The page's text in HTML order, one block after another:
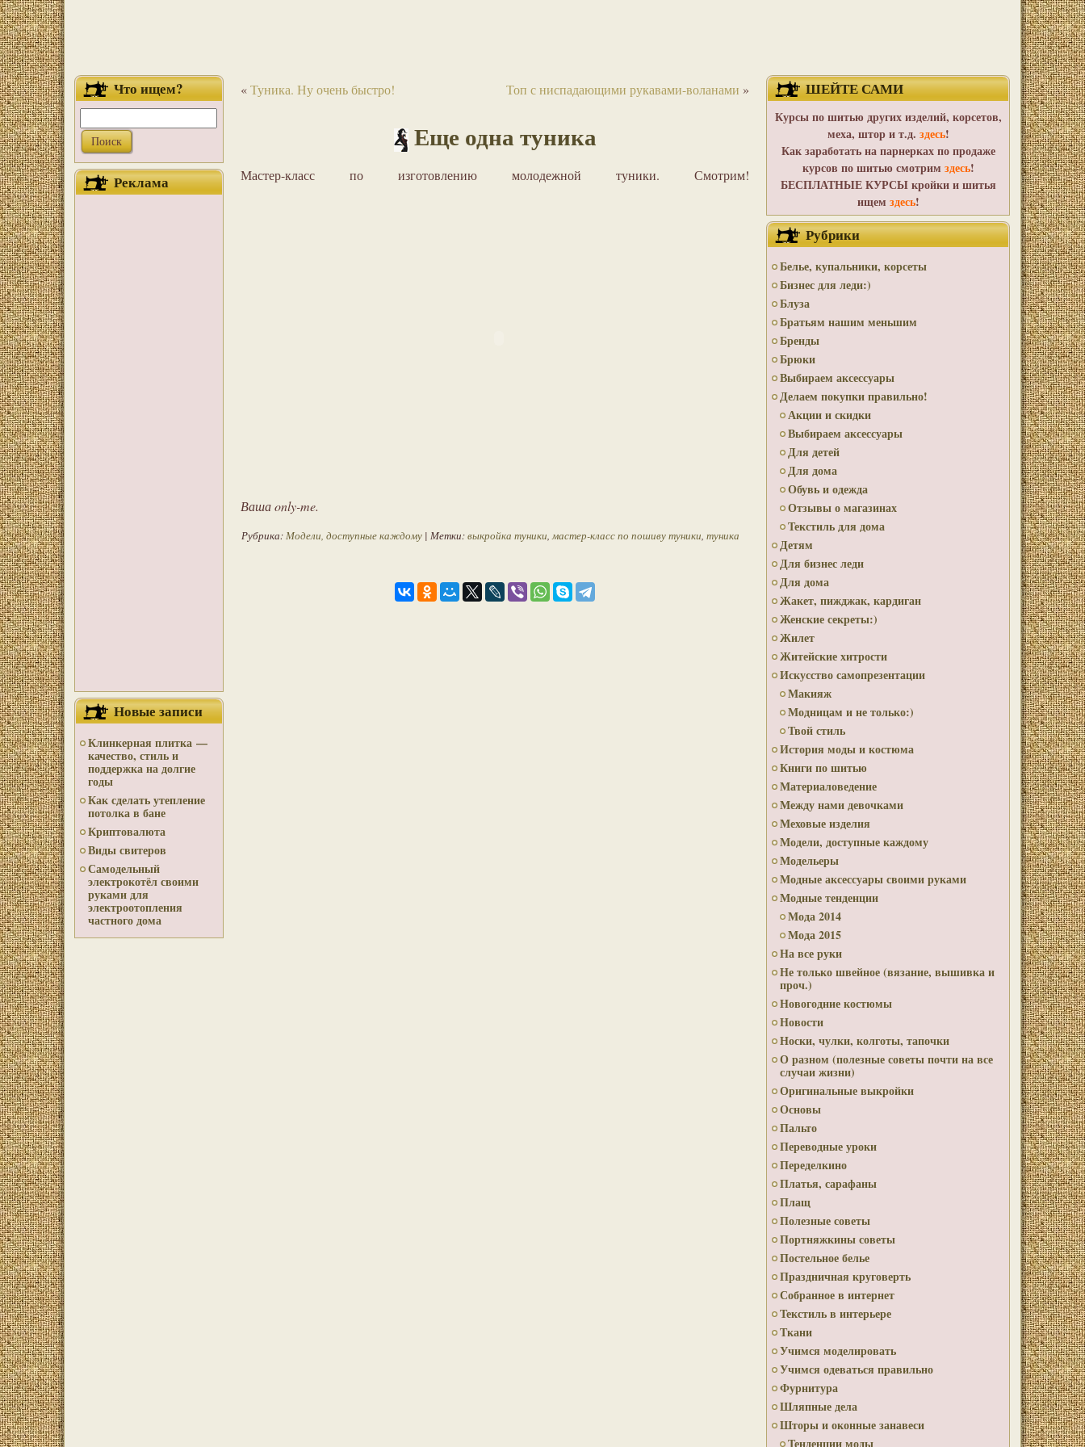
Что ищем?
Реклама
Новые записи
Клинкерная плитка —
качество, стиль и
поддержка на долгие
годы
Как сделать утепление
потолка в бане
Криптовалюта
Виды свитеров
Самодельный
электрокотёл своими
руками для
электроотопления
частного дома
«Туника. Ну очень быстро! Топ с ниспадающими рукавами-воланами »
Еще одна туника
Мастер-класс по изготовлению молодежной туники. Смотрим!
Ваша only-me.
Рубрика:Модели, доступные каждому | Метки:выкройка туники,мастер-класс по пошиву туники, туника
ШЕЙТЕ САМИ
Курсы по шитью других изделий, корсетов,
меха, штор и т.д. здесь!
Как заработать на парнерках по продаже
курсов по шитью смотрим здесь!
БЕСПЛАТНЫЕ КУРСЫ кройки и шитья
ищем здесь!
Рубрики
Белье, купальники, корсеты
Бизнес для леди:)
Блуза
Братьям нашим меньшим
Бренды
Брюки
Выбираем аксессуары
Делаем покупки правильно!
Акции и скидки
Выбираем аксессуары
Для детей
Для дома
Обувь и одежда
Отзывы о магазинах
Текстиль для дома
Детям
Для бизнес леди
Для дома
Жакет, пижджак, кардиган
Женские секреты:)
Жилет
Житейские хитрости
Искусство самопрезентации
Макияж
Модницам и не только:)
Твой стиль
История моды и костюма
Книги по шитью
Материаловедение
Между нами девочками
Меховые изделия
Модели, доступные каждому
Модельеры
Модные аксессуары своими руками
Модные тенденции
Мода 2014
Мода 2015
На все руки
Не только швейное (вязание, вышивка и
проч.)
Новогодние костюмы
Новости
Носки, чулки, колготы, тапочки
О разном (полезные советы почти на все
случаи жизни)
Оригинальные выкройки
Основы
Пальто
Переводные уроки
Переделкино
Платья, сарафаны
Плащ
Полезные советы
Портняжкины советы
Постельное белье
Праздничная круговерть
Собранное в интернет
Текстиль в интерьере
Ткани
Учимся моделировать
Учимся одеваться правильно
Фурнитура
Шляпные дела
Шторы и оконные занавеси
Тенденции моды